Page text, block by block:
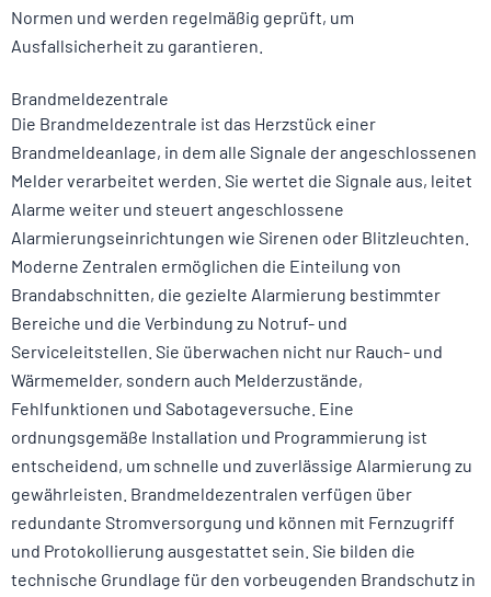
Normen und werden regelmäßig geprüft, um
Ausfallsicherheit zu garantieren.
Brandmeldezentrale
Die Brandmeldezentrale ist das Herzstück einer
Brandmeldeanlage, in dem alle Signale der angeschlossenen
Melder verarbeitet werden. Sie wertet die Signale aus, leitet
Alarme weiter und steuert angeschlossene
Alarmierungseinrichtungen wie Sirenen oder Blitzleuchten.
Moderne Zentralen ermöglichen die Einteilung von
Brandabschnitten, die gezielte Alarmierung bestimmter
Bereiche und die Verbindung zu Notruf- und
Serviceleitstellen. Sie überwachen nicht nur Rauch- und
Wärmemelder, sondern auch Melderzustände,
Fehlfunktionen und Sabotageversuche. Eine
ordnungsgemäße Installation und Programmierung ist
entscheidend, um schnelle und zuverlässige Alarmierung zu
gewährleisten. Brandmeldezentralen verfügen über
redundante Stromversorgung und können mit Fernzugriff
und Protokollierung ausgestattet sein. Sie bilden die
technische Grundlage für den vorbeugenden Brandschutz in